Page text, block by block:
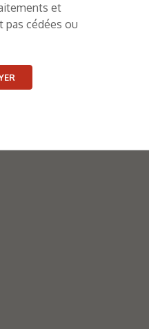
et
pas cédées ou